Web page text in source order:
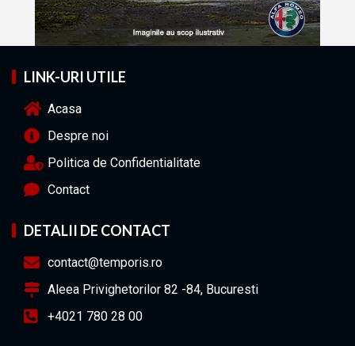
LINK-URI UTILE
Acasa
Despre noi
Politica de Confidentialitate
Contact
DETALII DE CONTACT
contact@temporis.ro
Aleea Privighetorilor 82 -84, Bucuresti
+4021 780 28 00